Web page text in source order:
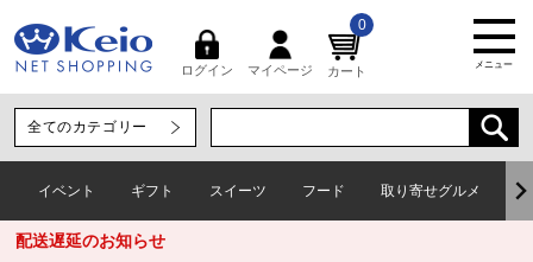
ログイン マイページ カート
0
メニュー
イベント ギフト スイーツ フード 取り寄せグルメ
配送遅延のお知らせ